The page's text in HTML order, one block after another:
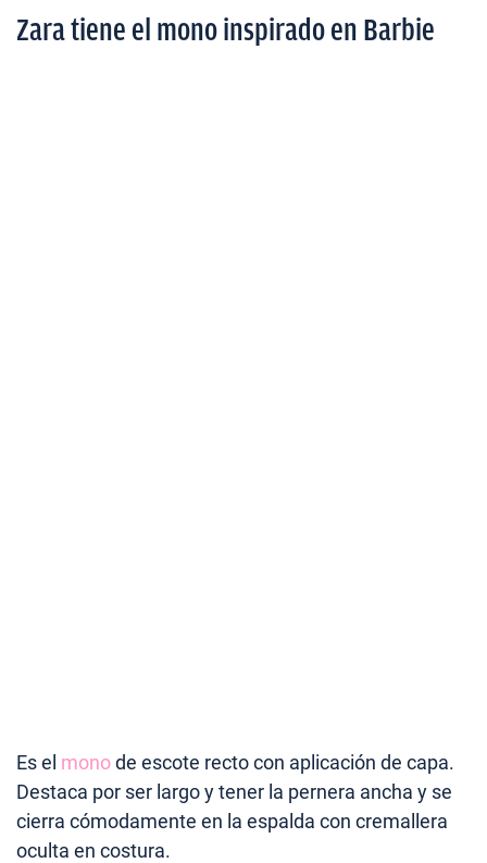
Zara tiene el mono inspirado en Barbie
Es el monode escote recto con aplicación de capa.
Destaca por ser largo y tener la pernera ancha y se
cierra cómodamente en la espalda con cremallera
oculta en costura.